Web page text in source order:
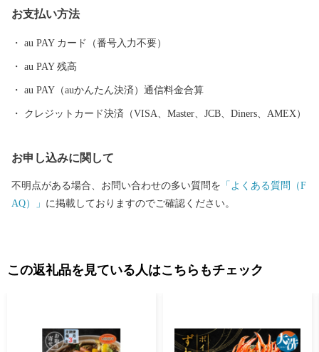
ど、町の魅力がつまったお礼の品をご用意しています。 【ご寄附
にあたっての注意事項】 ・お礼品は、送付者名に、お礼品受発注
します。 （送付者名の変更は承っておりません） ・寄附者住所と
お礼品送付先住所が異なる場合、送付先でお品を受け取る方に対
し、お礼品が届くことを必ず事前にご連絡ください。 （「寄附し
時間を頂戴するものがございます。 ・日出町にお住まいの方から
のご寄附に対しては、お礼品の送付をいたしておりません。 【ワ
ンストップ特例申請書送付先】 〒541-8790 大阪府大阪市中央区南
お支払い方法
au PAY カード（番号入力不要）
au PAY 残高
au PAY（auかんたん決済）通信料金合算
クレジットカード決済（VISA、Master、JCB、Diners、AMEX）
お申し込みに関して
不明点がある場合、お問い合わせの多い質問を 「よくある質問（F
AQ）」 に掲載しておりますのでご確認ください。
この返礼品を見ている人はこちらもチェック